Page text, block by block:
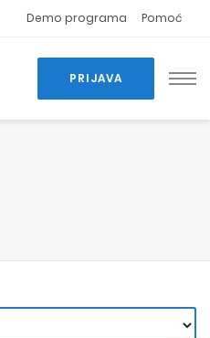
Demo programa Pomoć
PRIJAVA